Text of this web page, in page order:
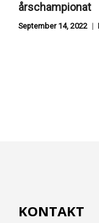
årschampionat
September 14, 2022
KONTAKT